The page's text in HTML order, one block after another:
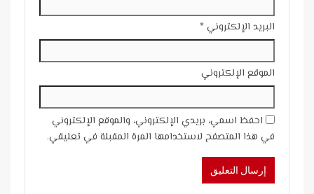
البريد الإلكتروني *
الموقع الإلكتروني
احفظ اسمي، بريدي الإلكتروني، والموقع الإلكتروني
في هذا المتصفح لاستخدامها المرة المقبلة في تعليقي.